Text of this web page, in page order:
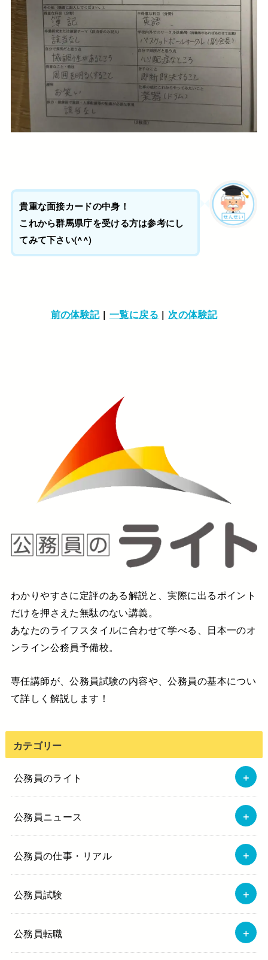
貴重な面接カードの中身！
これから群馬県庁を受ける方は参考にし
てみて下さい(^^)
前の体験記| 一覧に戻る | 次の体験記
わかりやすさに定評のある解説と、実際に出るポイント
だけを押さえた無駄のない講義。
あなたのライフスタイルに合わせて学べる、日本一のオ
ンライン公務員予備校。
専任講師が、公務員試験の内容や、公務員の基本につい
て詳しく解説します！
カテゴリー
公務員のライト
公務員ニュース
公務員の仕事・リアル
公務員試験
公務員転職